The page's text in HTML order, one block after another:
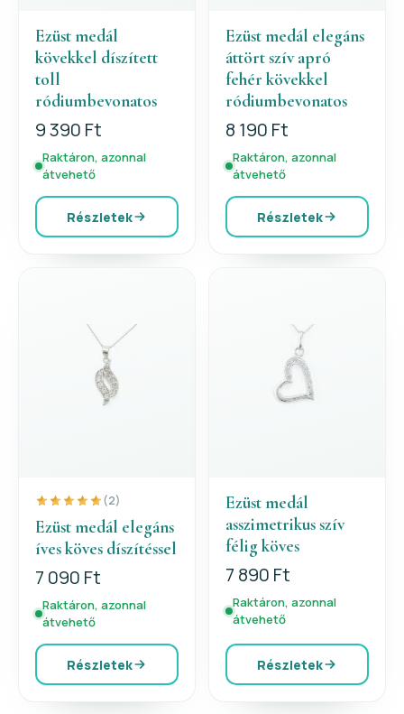
Ezüst medál
kövekkel díszített
toll
ródiumbevonatos
9 390 Ft
Raktáron, azonnal
átvehető
Részletek
Ezüst medál elegáns
áttört szív apró
fehér kövekkel
ródiumbevonatos
8 190 Ft
Raktáron, azonnal
átvehető
Részletek
(2)
Ezüst medál elegáns
íves köves díszítéssel
7 090 Ft
Raktáron, azonnal
átvehető
Részletek
Ezüst medál
asszimetrikus szív
félig köves
7 890 Ft
Raktáron, azonnal
átvehető
Részletek